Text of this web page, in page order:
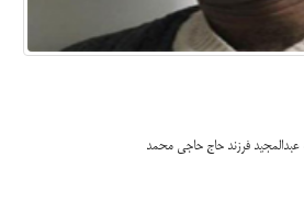
فرزند حاج حاجی محمد